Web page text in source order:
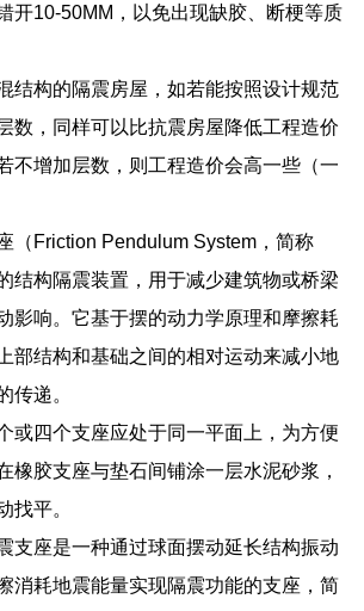
开10-50MM，以免出现缺胶、断梗等质
结构的隔震房屋，如若能按照设计规范
数，同样可以比抗震房屋降低工程造价
不增加层数，则工程造价会高一些（一
（Friction Pendulum System，简称
结构隔震装置，用于减少建筑物或桥梁
影响。它基于摆的动力学原理和摩擦耗
部结构和基础之间的相对运动来减小地
传递。
或四个支座应处于同一平面上，为方便
橡胶支座与垫石间铺涂一层水泥砂浆，
找平。
支座是一种通过球面摆动延长结构振动
消耗地震能量实现隔震功能的支座，简